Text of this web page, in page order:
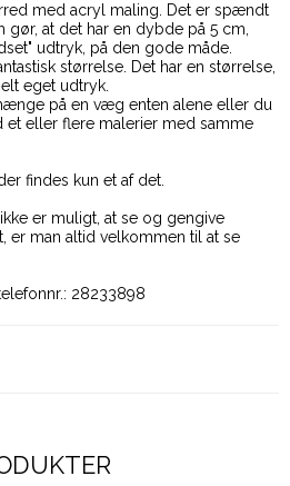
med acryl maling. Det er spændt
at det har en dybde på 5 cm,
udtryk, på den gode måde.
størrelse. Det har en størrelse,
eget udtryk.
på en væg enten alene eller du
et eller flere malerier med samme
findes kun et af det.
er muligt, at se og gengive
er man altid velkommen til at se
28233898